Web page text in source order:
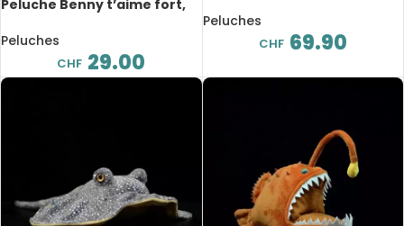
Peluche Benny t’aime fort,
Peluches
CHF 29.00
animaux de mer, 85 cm
Peluches
CHF 69.90